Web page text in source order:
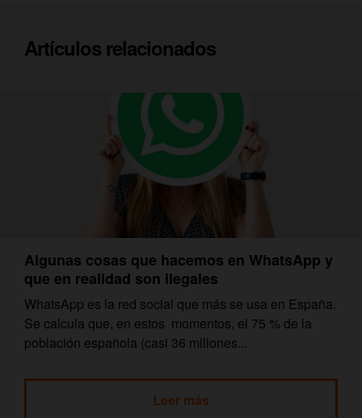
Artículos relacionados
Algunas cosas que hacemos en WhatsApp y
que en realidad son ilegales
WhatsApp es la red social que más se usa en España.
Se calcula que, en estos momentos, el 75 % de la
población española (casi 36 millones...
Leer más